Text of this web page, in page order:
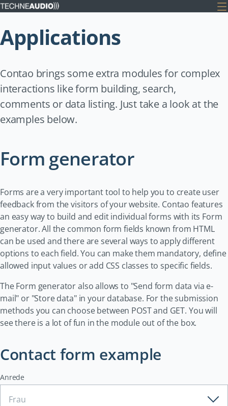
Applications
Contao brings some extra modules for complex
interactions like form building, search,
comments or data listing. Just take a look at the
examples below.
Form generator
Forms are a very important tool to help you to create user
feedback from the visitors of your website. Contao features
an easy way to build and edit individual forms with its Form
generator. All the common form fields known from HTML
can be used and there are several ways to apply different
options to each field. You can make them mandatory, define
allowed input values or add CSS classes to specific fields.
The Form generator also allows to "Send form data via e-
mail" or "Store data" in your database. For the submission
methods you can choose between POST and GET. You will
see there is a lot of fun in the module out of the box.
Contact form example
Anrede